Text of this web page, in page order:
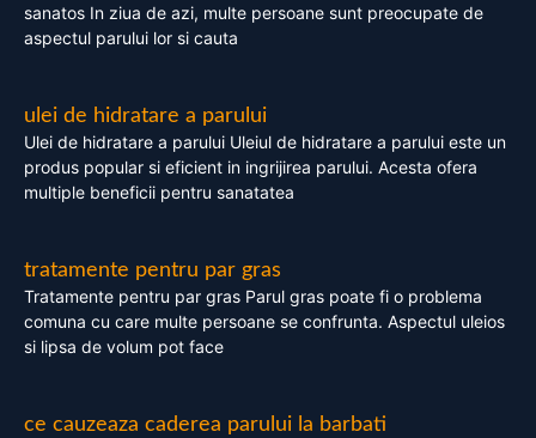
sanatos In ziua de azi, multe persoane sunt preocupate de
aspectul parului lor si cauta
ulei de hidratare a parului
Ulei de hidratare a parului Uleiul de hidratare a parului este un
produs popular si eficient in ingrijirea parului. Acesta ofera
multiple beneficii pentru sanatatea
tratamente pentru par gras
Tratamente pentru par gras Parul gras poate fi o problema
comuna cu care multe persoane se confrunta. Aspectul uleios
si lipsa de volum pot face
ce cauzeaza caderea parului la barbati